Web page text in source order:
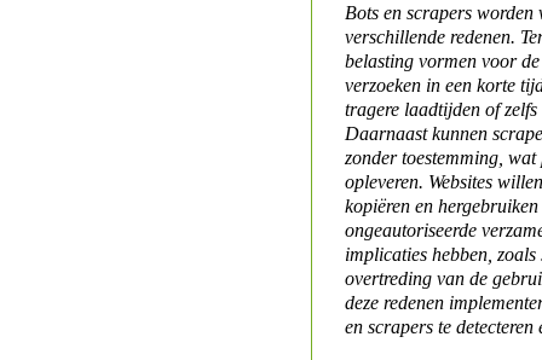
Bots en scrapers worden
verschillende redenen.
belasting vormen voor
verzoeken in een korte
tragere laadtijden of
Daarnaast kunnen
zonder toestemming,
opleveren. Websites
kopiëren en
ongeautoriseerde
implicaties hebben,
overtreding van de
deze redenen
en scrapers te detecteren